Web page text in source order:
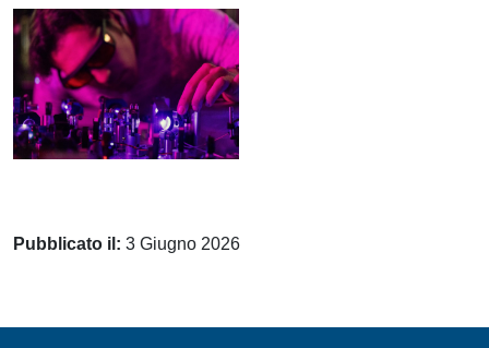
Pubblicato il: 3 Giugno 2026